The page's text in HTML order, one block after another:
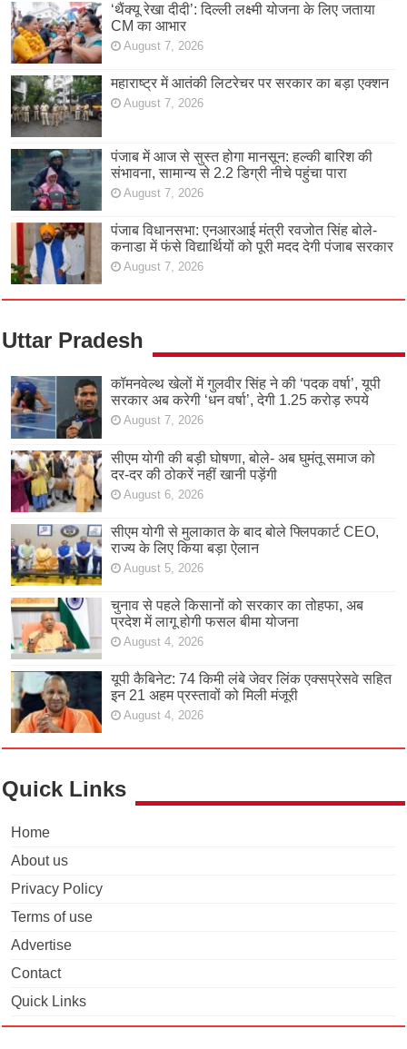
‘थैंक्यू रेखा दीदी’: दिल्ली लक्ष्मी योजना के लिए जताया
CM का आभार
August 7, 2026
महाराष्ट्र में आतंकी लिटरेचर पर सरकार का बड़ा एक्शन
August 7, 2026
पंजाब में आज से सुस्त होगा मानसून: हल्की बारिश की
संभावना, सामान्य से 2.2 डिग्री नीचे पहुंचा पारा
August 7, 2026
पंजाब विधानसभा: एनआरआई मंत्री रवजोत सिंह बोले-
कनाडा में फंसे विद्यार्थियों को पूरी मदद देगी पंजाब सरकार
August 7, 2026
Uttar Pradesh
कॉमनवेल्थ खेलों में गुलवीर सिंह ने की ‘पदक वर्षा’, यूपी
सरकार अब करेगी ‘धन वर्षा’, देगी 1.25 करोड़ रुपये
August 7, 2026
सीएम योगी की बड़ी घोषणा, बोले- अब घुमंतू समाज को
दर-दर की ठोकरें नहीं खानी पड़ेंगी
August 6, 2026
सीएम योगी से मुलाकात के बाद बोले फ्लिपकार्ट CEO,
राज्य के लिए किया बड़ा ऐलान
August 5, 2026
चुनाव से पहले किसानों को सरकार का तोहफा, अब
प्रदेश में लागू होगी फसल बीमा योजना
August 4, 2026
यूपी कैबिनेट: 74 किमी लंबे जेवर लिंक एक्सप्रेसवे सहित
इन 21 अहम प्रस्तावों को मिली मंजूरी
August 4, 2026
Quick Links
Home
About us
Privacy Policy
Terms of use
Advertise
Contact
Quick Links